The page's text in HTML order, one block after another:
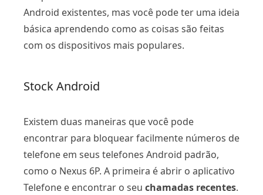
Android existentes, mas você pode ter uma ideia
básica aprendendo como as coisas são feitas
com os dispositivos mais populares.
Stock Android
Existem duas maneiras que você pode
encontrar para bloquear facilmente números de
telefone em seus telefones Android padrão,
como o Nexus 6P. A primeira é abrir o aplicativo
Telefone e encontrar o seu chamadas recentes.